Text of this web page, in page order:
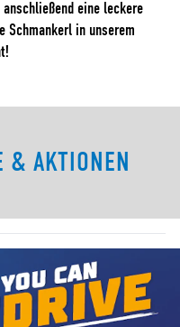
anschließend eine leckere
Schmankerl in unserem
& AKTIONEN